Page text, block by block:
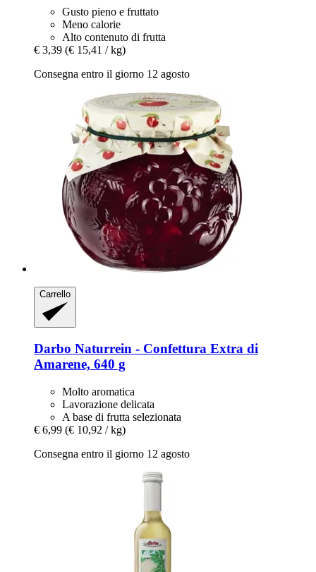
Gusto pieno e fruttato
Meno calorie
Alto contenuto di frutta
€ 3,39 (€ 15,41 / kg)
Consegna entro il giorno 12 agosto
Carrello
Darbo Naturrein -​ Confettura Extra di
Amarene, 640 g
Molto aromatica
Lavorazione delicata
A base di frutta selezionata
€ 6,99 (€ 10,92 / kg)
Consegna entro il giorno 12 agosto